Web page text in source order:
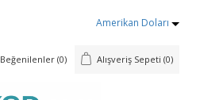
Amerikan Doları
Beğenilenler (0) Alışveriş Sepeti (0)